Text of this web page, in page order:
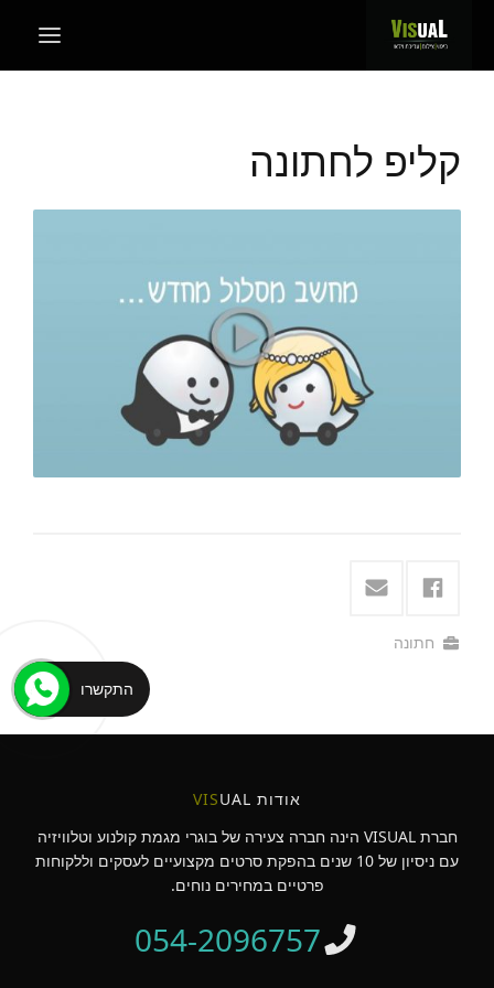
קליפ לחתונה
חתונה
אודות VISUAL
חברת VISUAL הינה חברה צעירה של בוגרי מגמת קולנוע וטלוויזיה
עם ניסיון של 10 שנים בהפקת סרטים מקצועיים לעסקים וללקוחות
פרטיים במחירים נוחים.
054-2096757
התקשרו